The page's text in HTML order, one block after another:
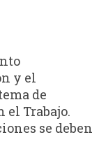
y el
de
el Trabajo.
se deben